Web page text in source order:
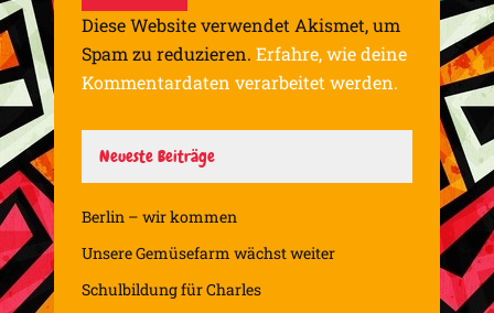
Diese Website verwendet Akismet, um
Spam zu reduzieren. Erfahre, wie deine
Kommentardaten verarbeitet werden.
Neueste Beiträge
Berlin – wir kommen
Unsere Gemüsefarm wächst weiter
Schulbildung für Charles